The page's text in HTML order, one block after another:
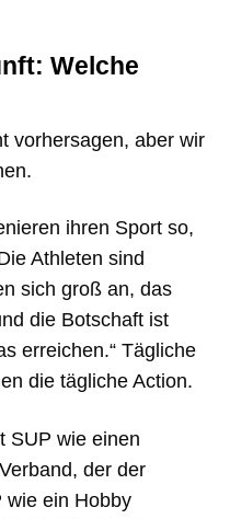
Welche
vorhersagen, aber wir
ihren Sport so,
Athleten sind
sich groß an, das
die Botschaft ist
erreichen.“ Tägliche
die tägliche Action.
SUP wie einen
der der
wie ein Hobby